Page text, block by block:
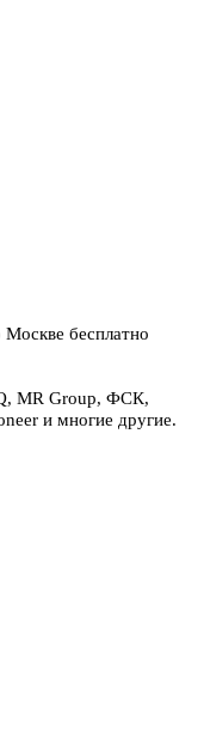
Москве бесплатно
MR Group, ФСК,
и многие другие.